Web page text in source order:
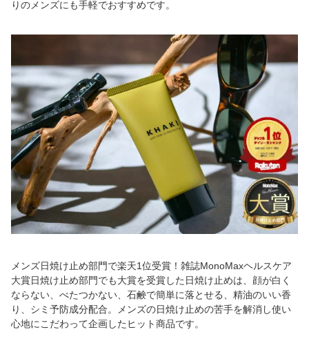
りのメンズにも手軽でおすすめです。
メンズ日焼け止め部門で楽天1位受賞！雑誌MonoMaxヘルスケア
大賞日焼け止め部門でも大賞を受賞した日焼け止めは、顔が白く
ならない、べたつかない、石鹸で簡単に落とせる、精油のいい香
り、シミ予防成分配合。メンズの日焼け止めの苦手を解消し使い
心地にこだわって企画したヒット商品です。